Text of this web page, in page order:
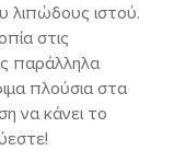
λιπώδους ιστού.
στις
παράλληλα
πλούσια στα
να κάνει το